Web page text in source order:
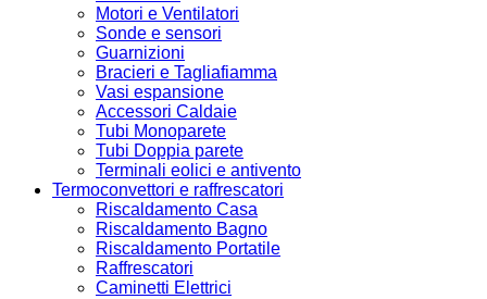
Motori e Ventilatori
Sonde e sensori
Guarnizioni
Bracieri e Tagliafiamma
Vasi espansione
Accessori Caldaie
Tubi Monoparete
Tubi Doppia parete
Terminali eolici e antivento
Termoconvettori e raffrescatori
Riscaldamento Casa
Riscaldamento Bagno
Riscaldamento Portatile
Raffrescatori
Caminetti Elettrici